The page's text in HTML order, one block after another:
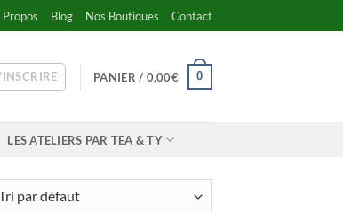
Propos Blog Nos Boutiques Contact
PANIER / 0,00€ 0
LES ATELIERS PAR TEA & TY